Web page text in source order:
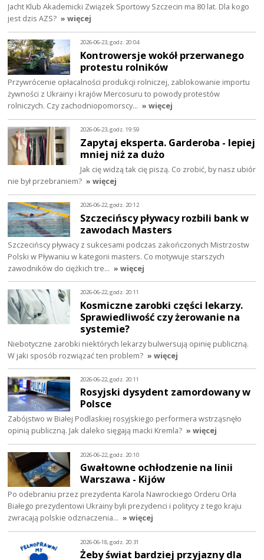
Jacht Klub Akademicki Związek Sportowy Szczecin ma 80 lat. Dla kogo
jest dzis AZS? » więcej
2026-06-23, godz. 20:04
Kontrowersje wokół przerwanego
protestu rolników
Przywrócenie opłacalności produkcji rolniczej, zablokowanie importu
żywności z Ukrainy i krajów Mercosuru to powody protestów
rolniczych. Czy zachodniopomorscy… » więcej
2026-06-23, godz. 19:59
Zapytaj eksperta. Garderoba - lepiej
mniej niż za dużo
Jak cię widzą tak cię piszą. Co zrobić, by nasz ubiór
nie był przebraniem? » więcej
2026-06-22, godz. 20:12
Szczecińscy pływacy rozbili bank w
zawodach Masters
Szczecińscy pływacy z sukcesami podczas zakończonych Mistrzostw
Polski w Pływaniu w kategorii masters. Co motywuje starszych
zawodników do ciężkich tre… » więcej
2026-06-22, godz. 20:11
Kosmiczne zarobki części lekarzy.
Sprawiedliwość czy żerowanie na
systemie?
Niebotyczne zarobki niektórych lekarzy bulwersują opinię publiczną.
W jaki sposób rozwiązać ten problem? » więcej
2026-06-22, godz. 20:11
Rosyjski dysydent zamordowany w
Polsce
Zabójstwo w Białej Podlaskiej rosyjskiego performera wstrząsnęło
opinią publiczną. Jak daleko sięgają macki Kremla? » więcej
2026-06-22, godz. 20:10
Gwałtowne ochłodzenie na linii
Warszawa - Kijów
Po odebraniu przez prezydenta Karola Nawrockiego Orderu Orła
Białego prezydentowi Ukrainy byli prezydenci i politycy z tego kraju
zwracają polskie odznaczenia… » więcej
2026-06-18, godz. 20:31
Żeby świat bardziej przyjazny dla